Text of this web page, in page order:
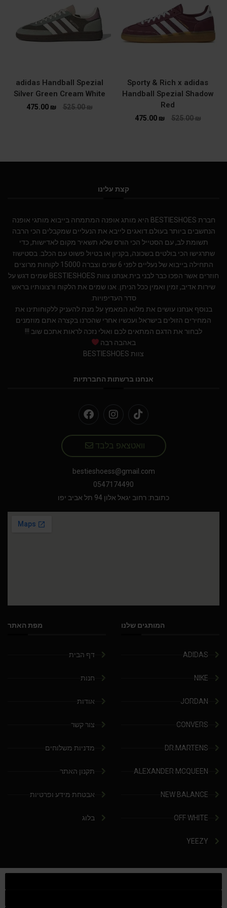
Sporty & Rich x adidas
Handball Spezial Shadow
Red
525.00₪
475.00 ₪
adidas Handball Spezial
Silver Green Cream White
525.00₪
475.00 ₪
קצת עלינו
חברת BESTIESHOES היא מותג אופנה המתמחה בייבוא מותגי אופנה
הנחשבים ביותר בעולם.דואגים לייבא את הנעליים שמקבלים הכי הרבה
תשומת לב, עם הסטייל הכי הורס שלא תשאיר מקום לאדישות, כדי
שתרגישו הכי בולטים בשכונה, בקניון או בטיול פשוט עם הכלב. בסטישוז
התחילה בייבוא של נעליים לפני 6 שנים וצברה 15000 לקוחות מרוצים
חוזרים אשר הפכו כבר לבני בית.אנחנו צוות BESTIESHOES שמים דגש על
שירות אדיב, זמין ואמין ככל הניתן. אנו שמים את הלקוח ורצונותיו בראש
סדר העדיפויות.
בנוסף אנחנו עושים את מלוא המאמץ על מנת להעניק ללקוחותינו את
המחירים הזולים בישראל.ועכשיו אחרי שהכרנו בקצרה אתם מוזמנים
לבחור את הדגם המתאים לכם ואולי נזכה לראות אתכם שוב !!!
באהבה רבה
צוות BESTIESHOES
אנחנו ברשתות החברתיות
וואטצאפ בלבד
bestieshoess@gmail.com
0547174490
כתובת: רחוב יגאל אלון 94 תל אביב יפו
המותגים שלנו
ADIDAS
NIKE
JORDAN
CONVERS
DR.MARTENS
ALEXANDER MCQUEEN
NEW BALANCE
OFF WHITE
YEEZY
מפת האתר
דף הבית
חנות
אודות
צור קשר
מדניות משלוחים
תקנון האתר
אבטחת מידע ופרטיות
בלוג